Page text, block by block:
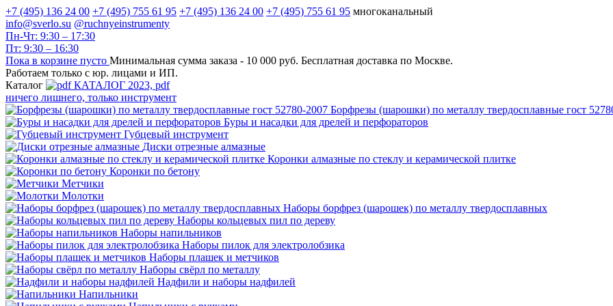
+7 (495) 136 24 00 +7 (495) 755 61 95 +7 (495) 136 24 00 +7 (495) 755 61 95 многоканальный
info@sverlo.su @ruchnyeinstrumenty
Пн-Чт: 9:30 – 17:30
Пт: 9:30 – 16:30
Пока в корзине пусто Минимальная сумма заказа - 10 000 руб. Бесплатная доставка по Москве.
Работаем только с юр. лицами и ИП.
Каталог
КАТАЛОГ 2023, рdf
ничего лишнего, только инструмент
Борфрезы (шарошки) по металлу твердосплавные гост
Буры и насадки для дрелей и перфораторов
Губцевый инструмент
Диски отрезные алмазные
Коронки алмазные по стеклу и керамической плитке
Коронки по бетону
Метчики
Молотки
Наборы борфрез (шарошек) по металлу твердосплавных
Наборы кольцевых пил по дереву
Наборы напильников
Наборы пилок для электролобзика
Наборы плашек и метчиков
Наборы свёрл по металлу
Надфили и наборы надфилей
Напильники